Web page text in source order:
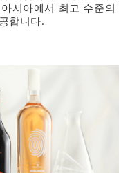
시아에서 최고 수준의
합니다.